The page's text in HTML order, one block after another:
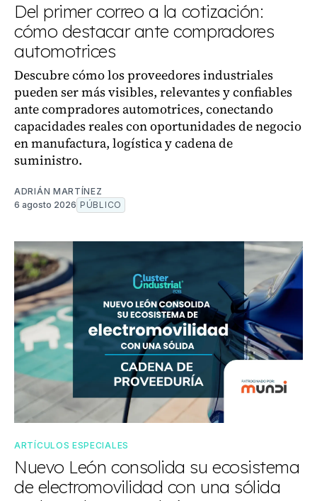
Del primer correo a la cotización:
cómo destacar ante compradores
automotrices
Descubre cómo los proveedores industriales
pueden ser más visibles, relevantes y confiables
ante compradores automotrices, conectando
capacidades reales con oportunidades de negocio
en manufactura, logística y cadena de
suministro.
ADRIÁN MARTÍNEZ
6 agosto 2026 PÚBLICO
ARTÍCULOS ESPECIALES
Nuevo León consolida su ecosistema
de electromovilidad con una sólida